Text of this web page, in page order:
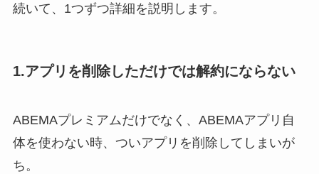
続いて、1つずつ詳細を説明します。
1.アプリを削除しただけでは解約にならない
ABEMAプレミアムだけでなく、ABEMAアプリ自
体を使わない時、ついアプリを削除してしまいが
ち。